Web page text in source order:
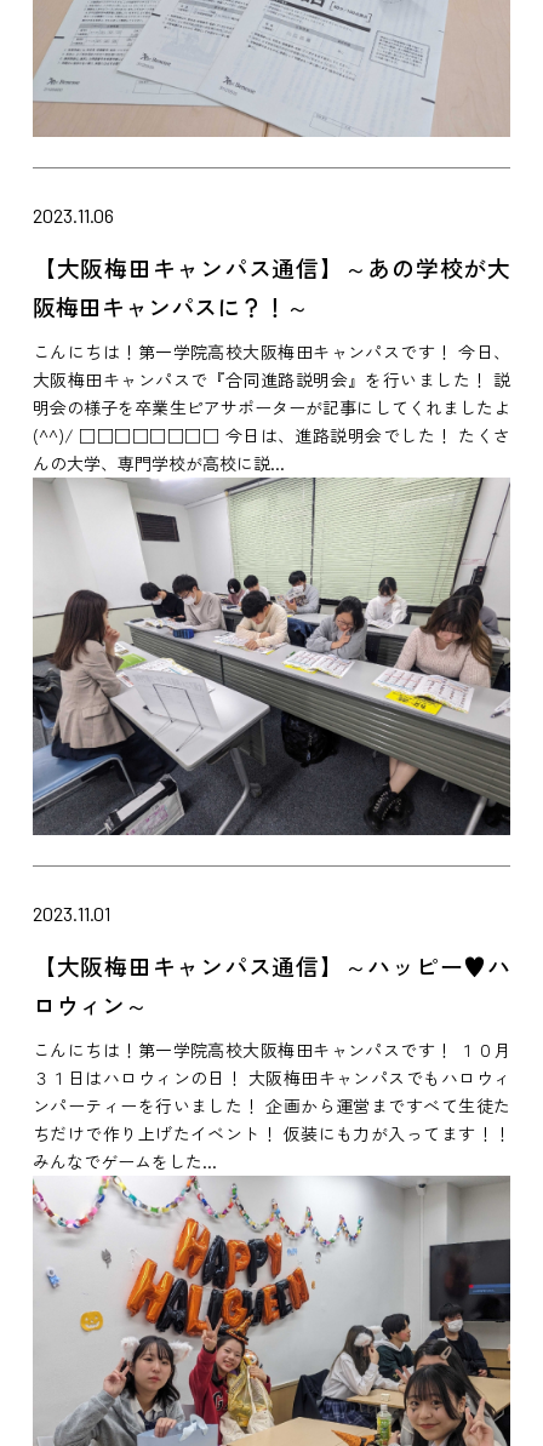
2023.11.06
【大阪梅田キャンパス通信】～あの学校が大
阪梅田キャンパスに？！～
こんにちは！第一学院高校大阪梅田キャンパスです！ 今日、
大阪梅田キャンパスで『合同進路説明会』を行いました！ 説
明会の様子を卒業生ピアサポーターが記事にしてくれましたよ
(^^)/ □□□□□□□□ 今日は、進路説明会でした！ たくさ
んの大学、専門学校が高校に説...
2023.11.01
【大阪梅田キャンパス通信】～ハッピー♥ハ
ロウィン～
こんにちは！第一学院高校大阪梅田キャンパスです！ １０月
３１日はハロウィンの日！ 大阪梅田キャンパスでもハロウィ
ンパーティーを行いました！ 企画から運営まですべて生徒た
ちだけで作り上げたイベント！ 仮装にも力が入ってます！！
みんなでゲームをした...